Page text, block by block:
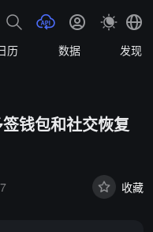
历 数据 发现
钱包和社交恢复
收藏